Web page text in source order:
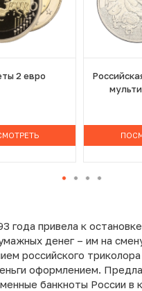
2 евро
года привела к
денег – им на
российского
оформлением.
банкноты России в